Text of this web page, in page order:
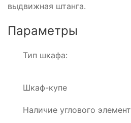
выдвижная штанга.
Параметры
Тип шкафа:
Шкаф-купе
Наличие углового